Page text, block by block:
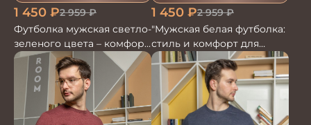
1 450 ₽2 959₽
Футболка мужская светло-
зеленого цвета – комфорт
и стиль для каждого дня
1 450 ₽2 959₽
"Мужская белая футболка:
стиль и комфорт для
каждого дня"